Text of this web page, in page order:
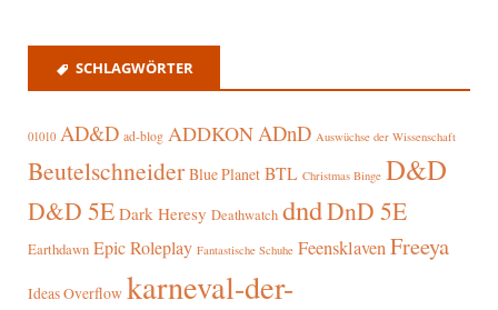
SCHLAGWÖRTER
01010 AD&D ad-blog ADDKONADnD Auswüchse der Wissenschaft
Beutelschneider Blue Planet BTL Christmas Binge D&D
D&D 5E Dark Heresy Deathwatch dndDnD 5E
Earthdawn Epic Roleplay Fantastische Schuhe FeensklavenFreeya
Ideas Overflow karneval-der-